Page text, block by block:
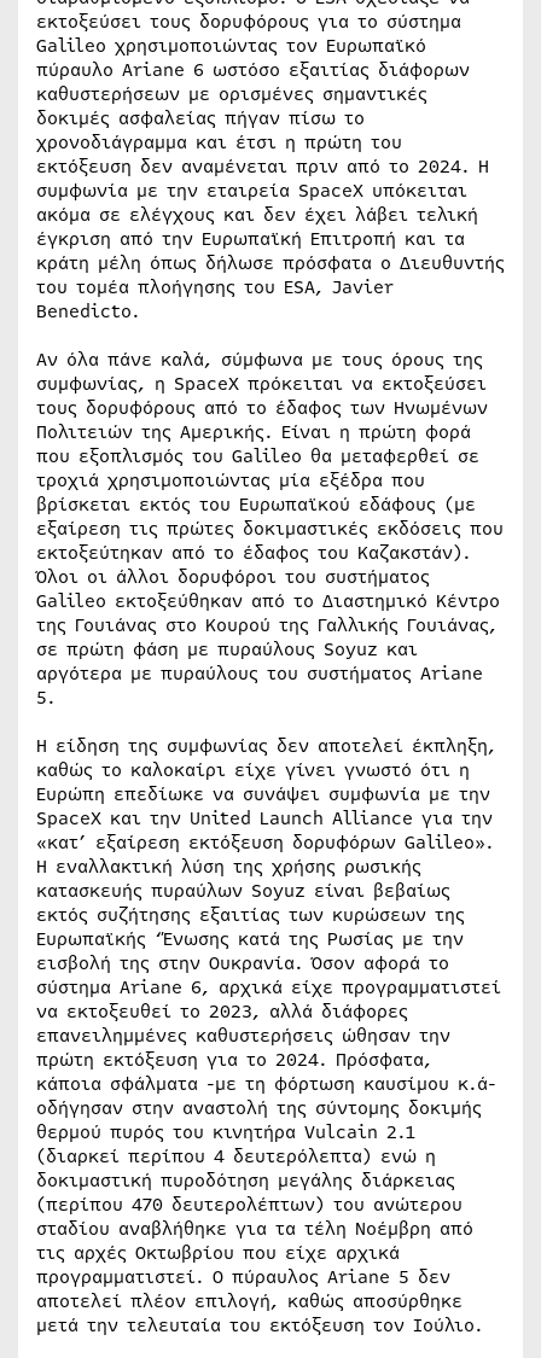
εκτοξεύσει τους δορυφόρους για το σύστημα
Galileo χρησιμοποιώντας τον Ευρωπαϊκό
πύραυλο Ariane 6 ωστόσο εξαιτίας διάφορων
καθυστερήσεων με ορισμένες σημαντικές
δοκιμές ασφαλείας πήγαν πίσω το
χρονοδιάγραμμα και έτσι η πρώτη του
εκτόξευση δεν αναμένεται πριν από το 2024. Η
συμφωνία με την εταιρεία SpaceX υπόκειται
ακόμα σε ελέγχους και δεν έχει λάβει τελική
έγκριση από την Ευρωπαϊκή Επιτροπή και τα
κράτη μέλη όπως δήλωσε πρόσφατα ο Διευθυντής
του τομέα πλοήγησης του ESA, Javier
Benedicto.
Αν όλα πάνε καλά, σύμφωνα με τους όρους της
συμφωνίας, η SpaceX πρόκειται να εκτοξεύσει
τους δορυφόρους από το έδαφος των Ηνωμένων
Πολιτειών της Αμερικής. Είναι η πρώτη φορά
που εξοπλισμός του Galileo θα μεταφερθεί σε
τροχιά χρησιμοποιώντας μία εξέδρα που
βρίσκεται εκτός του Ευρωπαϊκού εδάφους (με
εξαίρεση τις πρώτες δοκιμαστικές εκδόσεις που
εκτοξεύτηκαν από το έδαφος του Καζακστάν).
Όλοι οι άλλοι δορυφόροι του συστήματος
Galileo εκτοξεύθηκαν από το Διαστημικό Κέντρο
της Γουιάνας στο Κουρού της Γαλλικής Γουιάνας,
σε πρώτη φάση με πυραύλους Soyuz και
αργότερα με πυραύλους του συστήματος Ariane
5.
Η είδηση της συμφωνίας δεν αποτελεί έκπληξη,
καθώς το καλοκαίρι είχε γίνει γνωστό ότι η
Ευρώπη επεδίωκε να συνάψει συμφωνία με την
SpaceX και την United Launch Alliance για την
«κατ’ εξαίρεση εκτόξευση δορυφόρων Galileo».
Η εναλλακτική λύση της χρήσης ρωσικής
κατασκευής πυραύλων Soyuz είναι βεβαίως
εκτός συζήτησης εξαιτίας των κυρώσεων της
Ευρωπαϊκής ‘Ένωσης κατά της Ρωσίας με την
εισβολή της στην Ουκρανία. Όσον αφορά το
σύστημα Ariane 6, αρχικά είχε προγραμματιστεί
να εκτοξευθεί το 2023, αλλά διάφορες
επανειλημμένες καθυστερήσεις ώθησαν την
πρώτη εκτόξευση για το 2024. Πρόσφατα,
κάποια σφάλματα -με τη φόρτωση καυσίμου κ.ά-
οδήγησαν στην αναστολή της σύντομης δοκιμής
θερμού πυρός του κινητήρα Vulcain 2.1
(διαρκεί περίπου 4 δευτερόλεπτα) ενώ η
δοκιμαστική πυροδότηση μεγάλης διάρκειας
(περίπου 470 δευτερολέπτων) του ανώτερου
σταδίου αναβλήθηκε για τα τέλη Νοέμβρη από
τις αρχές Οκτωβρίου που είχε αρχικά
προγραμματιστεί. Ο πύραυλος Ariane 5 δεν
αποτελεί πλέον επιλογή, καθώς αποσύρθηκε
μετά την τελευταία του εκτόξευση τον Ιούλιο.